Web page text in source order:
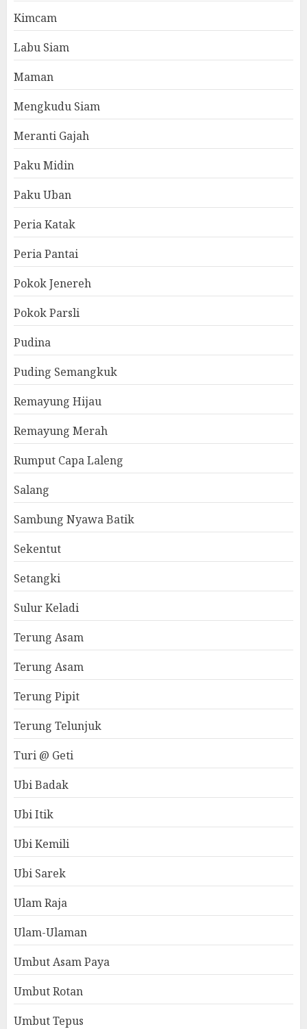
Kimcam
Labu Siam
Maman
Mengkudu Siam
Meranti Gajah
Paku Midin
Paku Uban
Peria Katak
Peria Pantai
Pokok Jenereh
Pokok Parsli
Pudina
Puding Semangkuk
Remayung Hijau
Remayung Merah
Rumput Capa Laleng
Salang
Sambung Nyawa Batik
Sekentut
Setangki
Sulur Keladi
Terung Asam
Terung Asam
Terung Pipit
Terung Telunjuk
Turi @ Geti
Ubi Badak
Ubi Itik
Ubi Kemili
Ubi Sarek
Ulam Raja
Ulam-Ulaman
Umbut Asam Paya
Umbut Rotan
Umbut Tepus